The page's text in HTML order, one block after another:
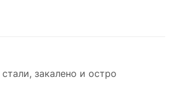
закалено и остро